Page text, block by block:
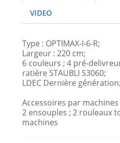
VIDEO
Type : OPTIMAX-I-6-R;
Largeur : 220 cm;
6 couleurs ; 4 pré-
ratière STAUBLI S3060;
LDEC Dernière génération;
Accessoires par machines
2 ensouples ; 2 rouleaux
machines